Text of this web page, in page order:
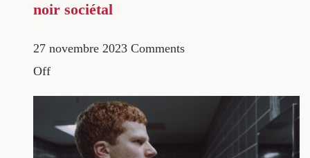
noir sociétal
27 novembre 2023 Comments
Off